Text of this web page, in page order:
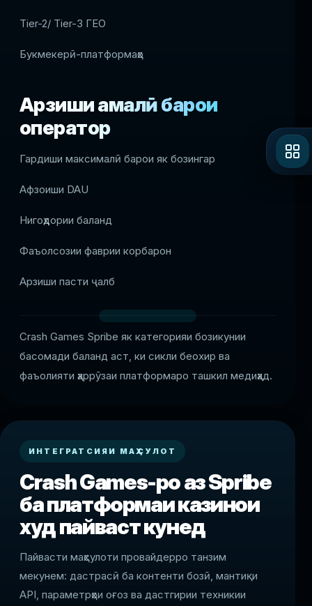
Tier-2/ Tier-3 ГЕО
Букмекерӣ-платформаҳо
Арзиши амалӣ барои
оператор
Гардиши максималӣ барои як бозингар
Афзоиши DAU
Нигоҳдории баланд
Фаъолсозии фаврии корбарон
Арзиши пасти ҷалб
Crash Games Spribe як категорияи бозикунии
басомади баланд аст, ки сикли беохир ва
фаъолияти ҳаррӯзаи платформаро ташкил медиҳад.
ИНТЕГРАТСИЯИ МАҲСУЛОТ
Crash Games-ро аз Spribe
ба платформаи казинои
худ пайваст кунед
Пайвасти маҳсулоти провайдерро танзим
мекунем: дастрасӣ ба контенти бозӣ, мантиқи
API, параметрҳои оғоз ва дастгирии техникии